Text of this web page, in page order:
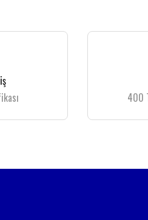
ederiz.
bulunuyor.
400